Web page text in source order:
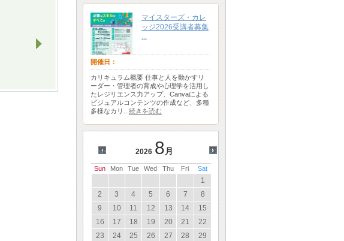
マイスターズ・カレ
ッジ2026受講者募集
...
開催日：
カリキュラム概要 仕事と人を動かすリ
ーダー・管理者の育成や心理学を活用し
たレジリエンス力アップ、Canvaによる
ビジュアルコンテンツの作成など、多種
多様なカリ... 続きを読む
2026 8 月
<< >>
Sun Mon Tue Wed Thu Fri Sat
1
2
3 4 5 6 7
8
9
10 11 12 13 14
15
16
17 18 19 20 21
22
23
24 25 26 27 28
29